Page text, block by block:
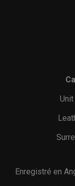
Enregistré en